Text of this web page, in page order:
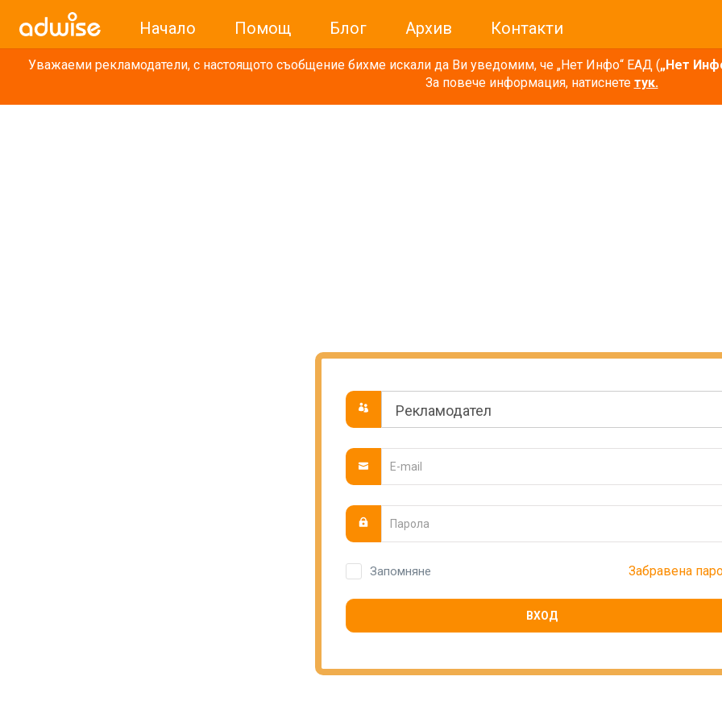
Начало Помощ Блог Архив Контакти
Уважаеми рекламодатели, с настоящото съобщение бихме искали да Ви уведомим, че „Нет Инфо“ ЕАД („Нет
За повече информация, натиснете тук.
Запомняне Забравена
ВХОД